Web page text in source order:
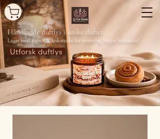
Håndlagde duftlysi unike dufter
Laget med raps - & kokosvoks for renere og lengre brennetid
Utforsk duftlys